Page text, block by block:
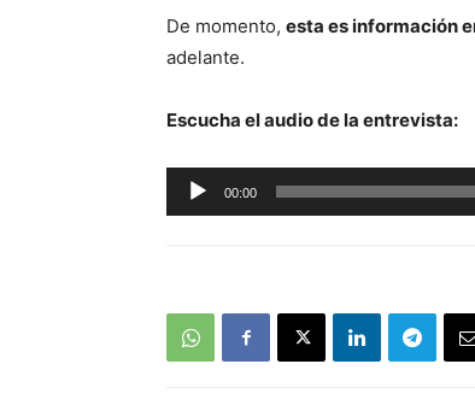
De momento, esta es información
adelante.
Escucha el audio de la entrevista:
Reproductor
de
00:00